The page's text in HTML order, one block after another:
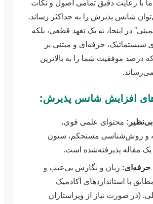
اما با رعایت دقیق تمامی اصول و نکات
شانس پذیرش را به حداکثر رساند.
در اینجا، نه یک تعهد قطعی، بلکه
سیستماتیک، حرفه‌ای و مبتنی بر
درصد موفقیت شما را به بالاترین
افزایش شانس پذیرش:
محتوای علمی قوی،
و روش‌شناسی مستحکم، ستون
مقاله پذیرفته‌شده است.
زبان و نگارش بی‌عیب و
با استانداردهای آکادمیک
(در صورت نیاز از ویراستاران